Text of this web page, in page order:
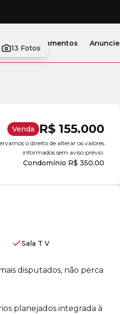
Lançamentos Anuncie
13 Fotos
Venda R$ 155.000
o direito de alterar os valores
informados sem aviso prévio.
Condomínio R$ 350,00
Sala T V
disputados, não perca
planejados integrada à